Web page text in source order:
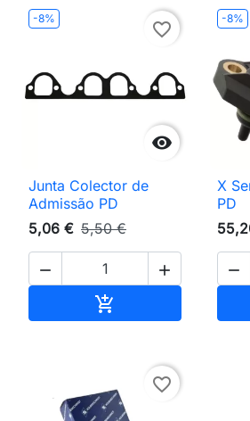
-8%

favorite_border
Junta Colector de
Admissão PD
5,06 € 5,50 €
 

-8%
X
PD

favorite_border